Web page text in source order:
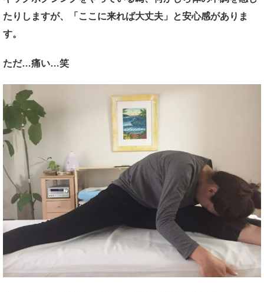
たりしますが、「ここに来れば大丈夫」と安心感がありま
す。
ただ…痛い…笑